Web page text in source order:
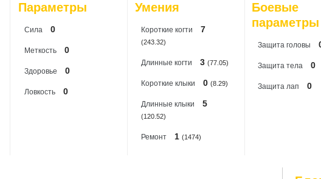
Параметры
Сила 0
Меткость 0
Здоровье 0
Ловкость 0
Умения
Короткиe когти 7
(243.32)
Длинные когти 3 (77.05)
Короткие клыки 0 (8.29)
Длинные клыки 5
(120.52)
Ремонт 1 (1474)
Боевые
параметры
Защита головы
Защита тела 0
Защита лап 0